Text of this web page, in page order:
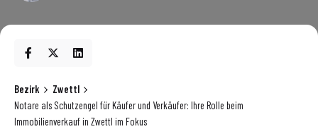
Bezirk
Zwettl
Notare als Schutzengel für Käufer und Verkäufer: Ihre Rolle beim
Immobilienverkauf in Zwettl im Fokus